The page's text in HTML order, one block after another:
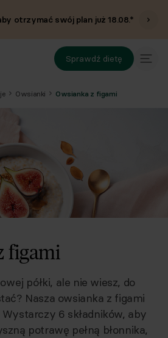
otrzymać swój plan już18.08.*
Sprawdź dietę
Owsianki Owsianka z figami
figami
półki, ale nie wiesz, do
Nasza owsianka z figami
6 składników, aby
potrawę pełną błonnika,